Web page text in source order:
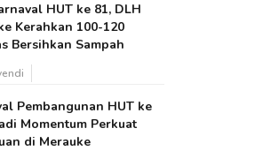
HUT ke 81, DLH
Kerahkan 100-120
Bersihkan Sampah
Pembangunan HUT ke
Momentum Perkuat
di Merauke